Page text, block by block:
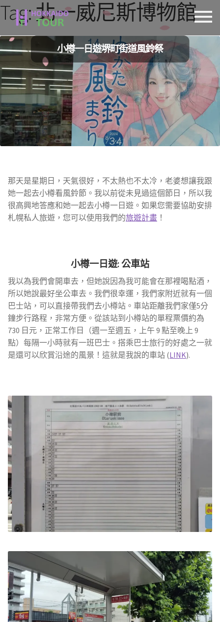
跳
至
導
覽
跳
至
主
要
容
Tag:北一威尼斯博物館
小樽一日遊堺町街道風鈴祭
那天是星期日，天氣很好，不太熱也不太冷，老婆想讓我跟
她一起去小樽看風鈴節。我以前從未見過這個節日，所以我
很高興地答應和她一起去小樽一日遊。如果您需要協助安排
札幌私人旅遊，您可以使用我們的旅遊計畫 ！
小樽一日遊: 公車站
我以為我們會開車去，但她說因為我可能會在那裡喝點酒，
所以她說最好坐公車去。我們很幸運，我們家附近就有一個
巴士站，可以直接帶我們去小樽站。車站距離我們家僅5分
鐘步行路程，非常方便。從該站到小樽站的單程票價約為
730 日元，正常工作日（週一至週五，上午 9 點至晚上 9
點）每隔一小時就有一班巴士。搭乘巴士旅行的好處之一就
是還可以欣賞沿途的風景！這就是我說的車站 (LINK).